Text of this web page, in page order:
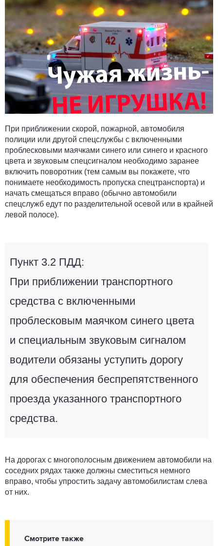
При приближении скорой, пожарной, автомобиля
полиции или другой спецслужбы с включенными
проблесковыми маячками синего или синего и красного
цвета и звуковым спецсигналом необходимо заранее
включить поворотник (тем самым вы покажете, что
понимаете необходимость пропуска спецтранспорта) и
начать смещаться вправо (обычно автомобили
спецслужб едут по разделительной осевой или в крайней
левой полосе).
Пункт 3.2 ПДД:
При приближении транспортного
средства с включенными
проблесковым маячком синего цвета
и специальным звуковым сигналом
водители обязаны уступить дорогу
для обеспечения беспрепятственного
проезда указанного транспортного
средства.
На дорогах с многополосным движением автомобили на
соседних рядах также должны сместиться немного
вправо, чтобы упростить задачу автомобилистам слева
от них.
Смотрите также